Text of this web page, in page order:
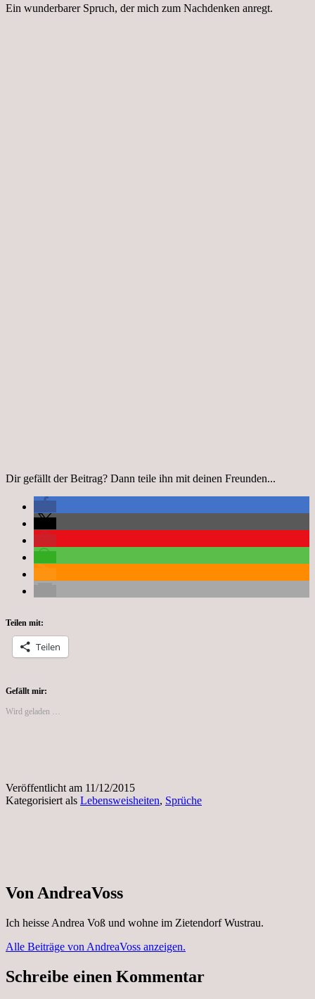
Ein wunderbarer Spruch, der mich zum Nachdenken anregt.
Dir gefällt der Beitrag? Dann teile ihn mit deinen Freunden...
Teilen mit:
Teilen
Gefällt mir:
Wird geladen …
Veröffentlicht am 11/12/2015
Kategorisiert als Lebensweisheiten, Sprüche
Von AndreaVoss
Ich heisse Andrea Voß und wohne im Zietendorf Wustrau.
Alle Beiträge von AndreaVoss anzeigen.
Schreibe einen Kommentar